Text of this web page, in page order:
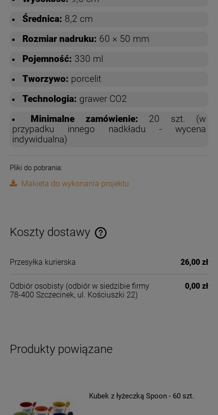
Średnica: 8,2 cm
Rozmiar nadruku: 60 × 50 mm
Pojemność: 330 ml
Tworzywo: porcelit
Technologia: grawer CO2
Minimalne zamówienie: 20 szt. (w
przypadku innego nadkładu - wycena
indywidualna)
Pliki do pobrania:
Makieta do wykonania projektu
Koszty dostawy
Cena nie zawiera ewentualnych kosztów płatności
Przesyłka kurierska 26,00 zł
Odbiór osobisty (odbiór w siedzibie firmy
78-400 Szczecinek, ul. Kościuszki 22)
0,00 zł
Produkty powiązane
Kubek z łyżeczką Spoon - 60 szt.